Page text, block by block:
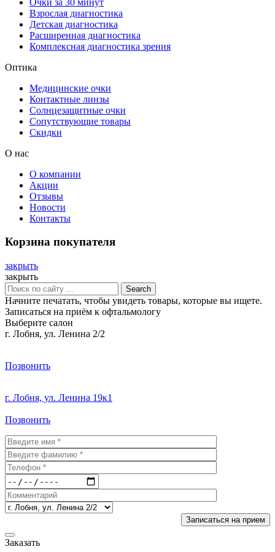
Взрослая диагностика
Детская диагностика
Расширенная диагностика
Комплексная диагностика зрения
Оптика
Медицинские очки
Контактные линзы
Солнцезащитные очки
Сопутствующие товары
Скидки
О нас
О компании
Акции
Отзывы
Новости
Контакты
Корзина покупателя
закрыть
закрыть
Search
Начните печатать, чтобы увидеть товары, которые вы ищете.
Записаться на приём к офтальмологу
Выберите салон
г. Лобня, ул. Ленина 2/2
Позвонить
г. Лобня, ул. Ленина 19к1
Позвонить
Заказать